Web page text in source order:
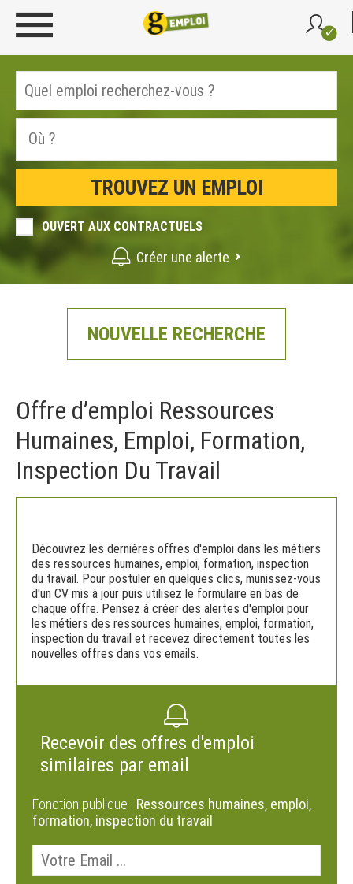
OUVERT AUX CONTRACTUELS
Créer une alerte
NOUVELLE RECHERCHE
Offre d’emploi Ressources
Humaines, Emploi, Formation,
Inspection Du Travail
Découvrez les dernières offres d'emploi dans les métiers
des ressources humaines, emploi, formation, inspection
du travail. Pour postuler en quelques clics, munissez-vous
d'un CV mis à jour puis utilisez le formulaire en bas de
chaque offre. Pensez à créer des alertes d'emploi pour
les métiers des ressources humaines, emploi, formation,
inspection du travail et recevez directement toutes les
nouvelles offres dans vos emails.
Recevoir des offres d'emploi
similaires par email
Fonction publique : Ressources humaines, emploi,
formation, inspection du travail